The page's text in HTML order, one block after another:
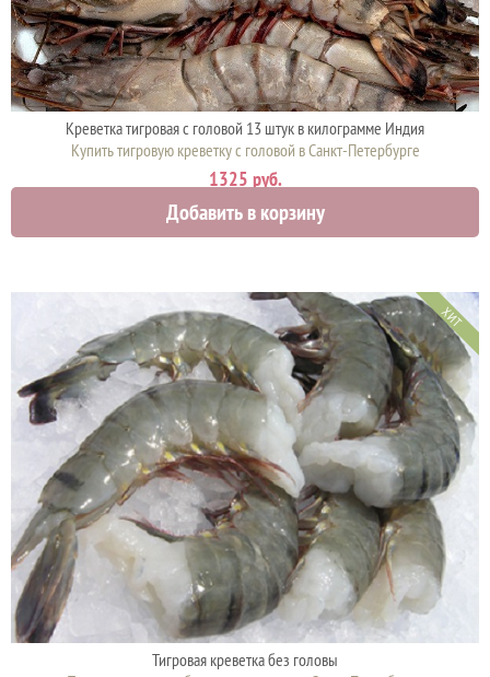
Креветка тигровая с головой 13 штук в килограмме Индия
Купить тигровую креветку с головой в Санкт-Петербурге
1325 руб.
Добавить в корзину
ХИТ
Тигровая креветка без головы